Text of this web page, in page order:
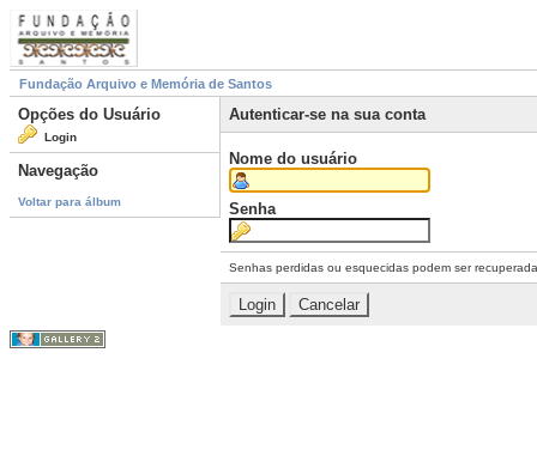
Fundação Arquivo e Memória de Santos
Opções do Usuário
Login
Navegação
Voltar para álbum
Autenticar-se na sua conta
Nome do usuário
Senha
Senhas perdidas ou esquecidas podem ser